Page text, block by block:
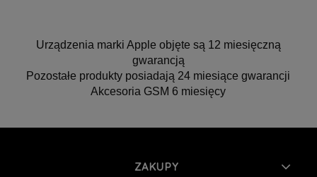
Urządzenia marki Apple objęte są 12 miesięczną
gwarancją
Pozostałe produkty posiadają 24 miesiące gwarancji
Akcesoria GSM 6 miesięcy
ZAKUPY